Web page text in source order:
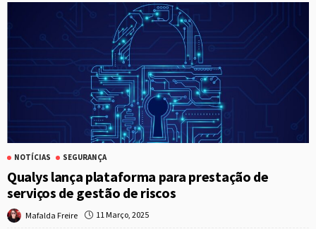
NOTÍCIAS SEGURANÇA
Qualys lança plataforma para prestação de
serviços de gestão de riscos
Mafalda Freire 11 Março, 2025